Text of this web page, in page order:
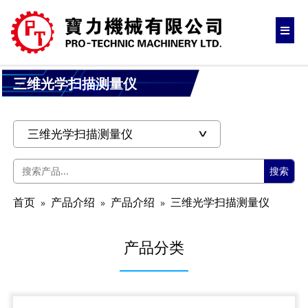
三维光学扫描测量仪
搜索
首页 产品介绍 产品介绍 三维光学扫描测量仪
产品分类